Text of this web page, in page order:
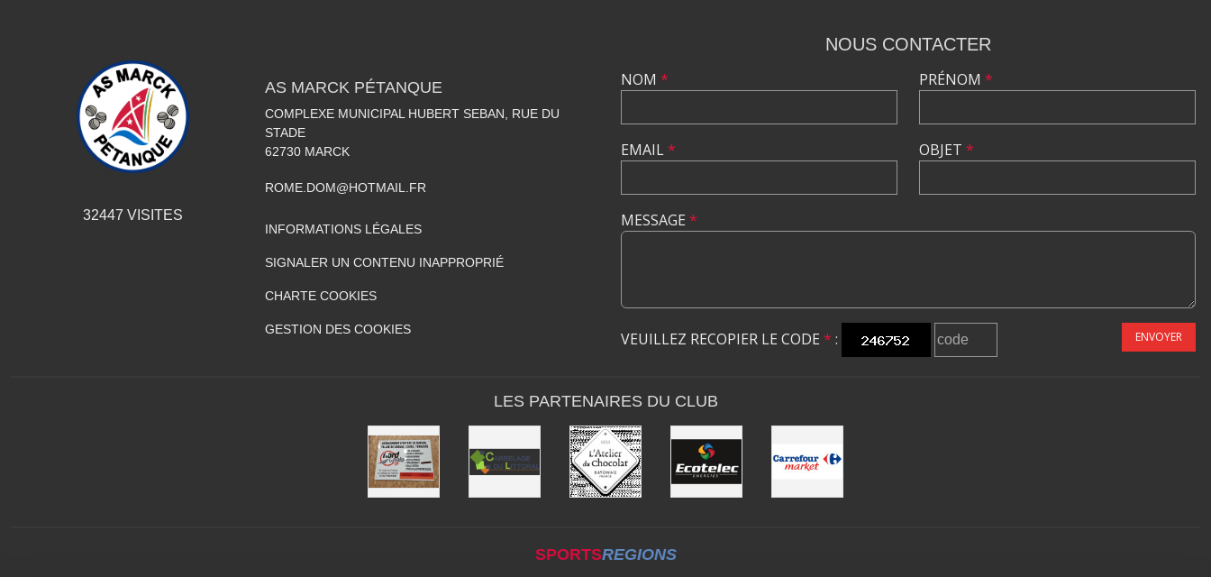
32447 VISITES
AS MARCK PÉTANQUE
COMPLEXE MUNICIPAL HUBERT SEBAN, RUE DU
STADE
62730 MARCK
ROME.DOM@HOTMAIL.FR
INFORMATIONS LÉGALES
SIGNALER UN CONTENU INAPPROPRIÉ
CHARTE COOKIES
GESTION DES COOKIES
NOUS CONTACTER
NOM *
EMAIL*
PRÉNOM *
OBJET *
MESSAGE *
VEUILLEZ RECOPIER LE CODE * : ENVOYER
LES PARTENAIRES DU CLUB
SPORTSREGIONS